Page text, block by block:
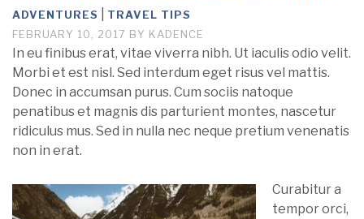
ADVENTURES
TRAVEL TIPS
FEBRUARY 10, 2017 BY KADENCE
In eu finibus erat, vitae viverra nibh. Ut iaculis odio velit.
Morbi et est nisl. Sed interdum eget risus vel mattis.
Donec in accumsan purus. Cum sociis natoque
penatibus et magnis dis parturient montes, nascetur
ridiculus mus. Sed in nulla nec neque pretium venenatis
non in erat.
Curabitur a
tempor orci,